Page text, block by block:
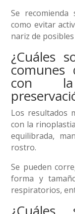
Se recomienda
como evitar
nariz de
¿Cuáles
comunes
con
Los resultados
con la
equilibrada,
rostro.
Se pueden
forma y
respiratorios,